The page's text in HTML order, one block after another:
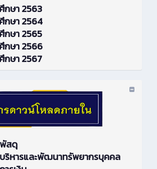
กษา 2563
กษา 2564
กษา 2565
กษา 2566
กษา 2567
พัสดุ
บริหารและพัฒนาทรัพยากรบุคคล